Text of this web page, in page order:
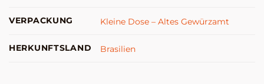
VERPACKUNG Kleine Dose – Altes Gewürzamt
HERKUNFTSLAND Brasilien